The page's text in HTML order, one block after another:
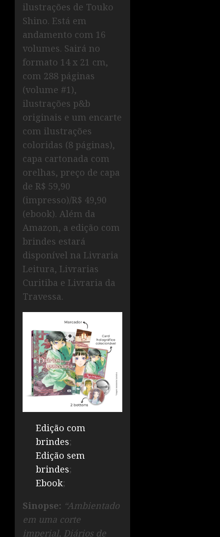
ilustrações de Touko
Shino. Está em
andamento com 16
volumes. Sairá no
formato 14 x 21 cm,
com 288 páginas
(volume #1),
ilustrações p&b
originais e um encarte
com ilustrações
coloridas (8 páginas),
capa cartonada com
orelhas, preço de capa
de R$ 59,90
(impresso)/R$ 49,90
(ebook). Além da
Amazon, a edição com
brindes estará
disponível na Livraria
Leitura, Livrarias
Curitiba e Livraria da
Travessa.
Edição com
brindes;
Edição sem
brindes;
Ebook;
Sinopse: “Ambientado
em uma corte
imperial, Diários de